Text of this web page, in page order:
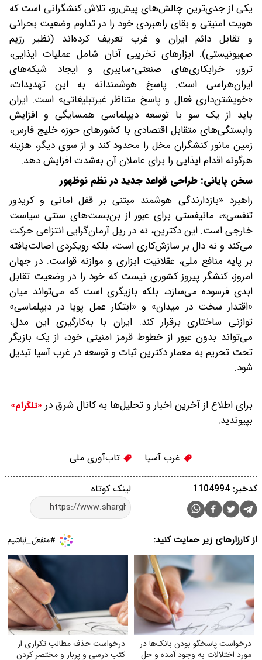
یکی از جدی‌ترین چالش‌های پیش‌رو، تلاش کنشگرانی است که
هویت امنیتی و بقای راهبردی خود را در تداوم وضعیت بحرانی
و تقابل دائم ایران و غرب تعریف کرده‌اند (نظیر رژیم
صهیونیستی). ابزارهای تخریبی آنان شامل عملیات ایذایی،
ترور، خرابکاری‌های صنعتی-سایبری و ایجاد شبکه‌های
ایران‌هراسی است. پاسخ هوشمندانه به این تهدیدات،
«خویشتن‌داری فعال و پاسخ متناظر غیرتبلیغاتی» است. ایران
باید از یک سو با توسعه دیپلماسی همسایگی و افزایش
وابستگی‌های متقابل اقتصادی با کشورهای حوزه خلیج فارس،
زمین مانور کنشگران مخل را محدود کند و از سوی دیگر، هزینه
هرگونه اقدام ایذایی را برای عاملان آن به‌شدت افزایش دهد.
سخن پایانی: طراحی قواعد جدید در نظم نوظهور
راهبرد «بازدارندگی هوشمند مبتنی بر قفل امانی و کریدور
تنفسی»، مانیفستی برای عبور از بن‌بست‌های سنتی سیاست
خارجی است. این دکترین، نه در ریل آرمان‌گرایی انتزاعی حرکت
می‌کند و نه دال بر سازش‌کاری است، بلکه رویکردی اصالت‌یافته
بر پایه منافع ملی، عقلانیت ابزاری و موازنه قواست. در جهان
امروز، کنشگر پیروز کشوری نیست که خود را در وضعیت تقابل
ابدی فرسوده می‌سازد، بلکه بازیگری است که می‌تواند میان
«اقتدار سخت در میدان» و «ابتکار عمل پویا در دیپلماسی»
توازنی ساختاری برقرار کند. ایران با به‌کارگیری این مدل،
می‌تواند بدون عبور از خطوط قرمز امنیتی خود، از یک بازیگر
تحت تحریم‌ به معمار دکترین ثبات و توسعه در غرب آسیا تبدیل
شود.
برای اطلاع از آخرین اخبار و تحلیل‌ها به کانال شرق در «تلگرام»
بپیوندید.
غرب آسیا تاب‌آوری ملی
لینک کوتاه کدخبر: 1104994
از کارزارهای زیر حمایت کنید:
درخواست پاسخگو بودن بانک‌ها در
مورد اختلالات به وجود آمده و حل
درخواست حذف مطالب تکراری از
کتب درسی و پربار و مختصر کردن